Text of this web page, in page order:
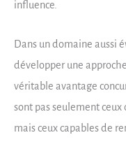
influence.
Dans un domaine aussi
développer une
véritable avantage
sont pas seulement
mais ceux capables de